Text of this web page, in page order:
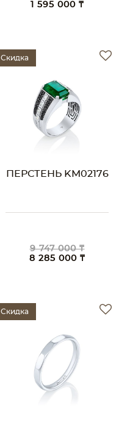
1 595 000 ₸
Скидка
ПЕРСТЕНЬ KM02176
9 747 000 ₸
8 285 000 ₸
Скидка